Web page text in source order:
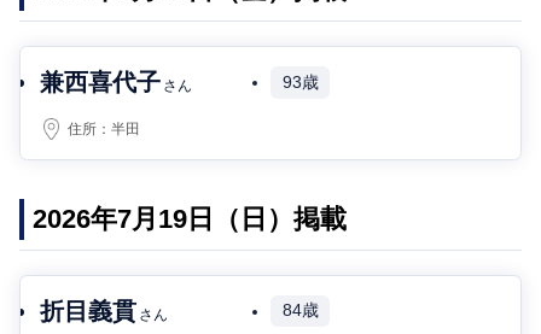
兼西喜代子 さん 93歳
住所：半田
2026年7月19日（日）掲載
折目義貫 さん 84歳